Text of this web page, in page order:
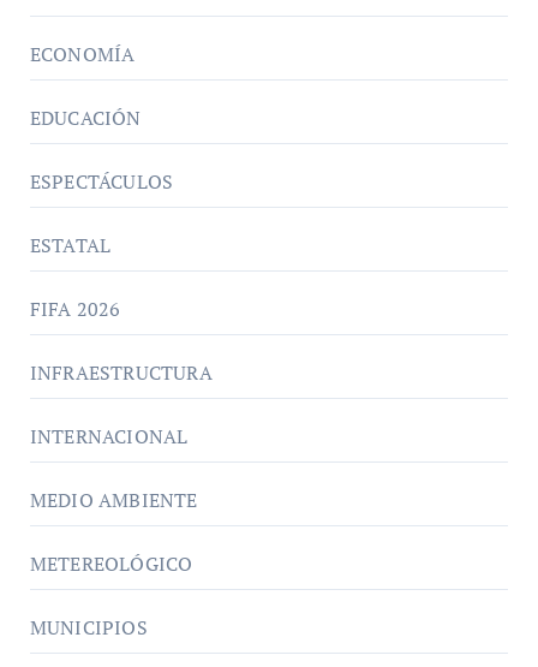
ECONOMÍA
EDUCACIÓN
ESPECTÁCULOS
ESTATAL
FIFA 2026
INFRAESTRUCTURA
INTERNACIONAL
MEDIO AMBIENTE
METEREOLÓGICO
MUNICIPIOS